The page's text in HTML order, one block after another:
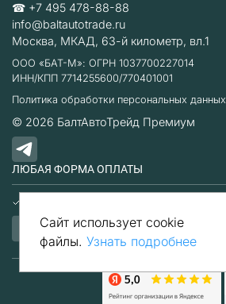
☎ +7 495 478-88-88
info@baltautotrade.ru
Москва, МКАД, 63-й километр, вл.1
ООО «БАТ-М»: ОГРН 1037700227014
ИНН/КПП 7714255600/770401001
Политика обработки персональных данных
© 2026 БалтАвтоТрейд Премиум
ЛЮБАЯ ФОРМА ОПЛАТЫ
Сайт использует cookie
файлы. Узнать подробнее